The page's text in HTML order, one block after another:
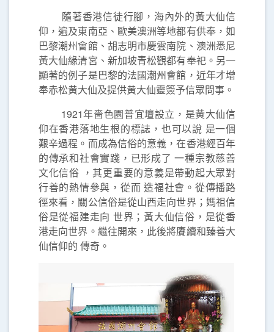
隨著香港信徒行腳，海內外的黃大仙信
仰，遍及東南亞、歐美澳洲等地都有供奉，如
巴黎潮州會館、胡志明市慶雲南院、澳洲悉尼
黃大仙緣清宮、新加坡青松觀都有奉祀。另一
顯著的例子是巴黎的法國潮州會館，近年才增
奉赤松黄大仙及提供黄大仙靈簽予信眾問事。
1921年嗇色園普宜壇設立，是黃大仙信
仰在香港落地生根的標誌，也可以說 是一個
艱辛過程。而成為信俗的意義，在香港經百年
的傳承和社會實踐，已形成了 一種宗教慈善
文化信俗 ，其更重要的意義是帶動起大眾對
行善的熱情參與，從而 造福社會。從傳播路
徑來看，關公信俗是從山西走向世界；媽祖信
俗是從福建走向 世界；黃大仙信俗，是從香
港走向世界。繼往開來，此後將賡續和臻善大
仙信仰的 傳奇。